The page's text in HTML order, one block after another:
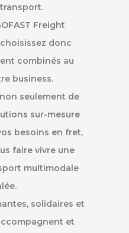
Freight
donc
combinés au
business.
seulement de
sur-mesure
besoins en fret,
faire vivre une
multimodale
solidaires et
et